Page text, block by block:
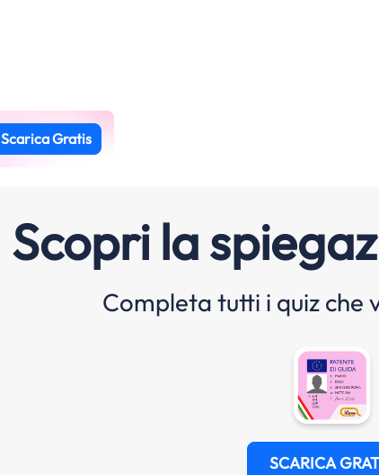
Scarica Gratis
Scopri la
Completa tutti i quiz che
SCARICA